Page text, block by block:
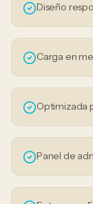
Diseño
Carga en
Optimizada
Panel de